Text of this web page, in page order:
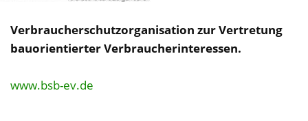
Verbraucherschutzorganisation zur Vertretung
bauorientierter Verbraucherinteressen.
www.bsb-ev.de